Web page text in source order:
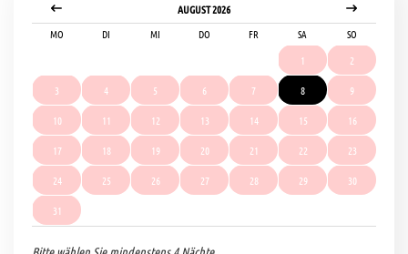
AUGUST 2026
MO
DI MI DO FR SA
SO
1
2
3 4 5 6 7 8 9
10 11 12 13 14 15 16
17 18 19 20 21 22 23
24 25 26 27 28 29 30
31